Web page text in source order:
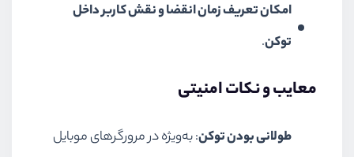
امکان تعریف زمان انقضا و نقش کاربر داخل
توکن.
معایب و نکات امنیتی
طولانی بودن توکن: به‌ویژه در مرورگرهای موبایل